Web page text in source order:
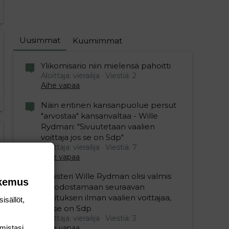
editoriin…
Uusimmat Kuumimmat
Ylikomisario niin mielensä pahoitti
Aloittaja: vierailija
Viestiä: 2
Aihe vapaa
Näin entinen kansanpuolue persut
"arvostaa" kansanvaltaa - Wille
Rydman: "Sivuutetaan vaalien
voittaja jos se on Sdp"
Aloittaja: vierailija
Viestiä: 7
Aihe vapaa
Ministeri Wille Rydman olisi valmis
muodostamaan seuraavan
hallituksen ilman vaalien voittajaa,
jos se on Sdp
Aloittaja: vierailija
Viestiä: 3